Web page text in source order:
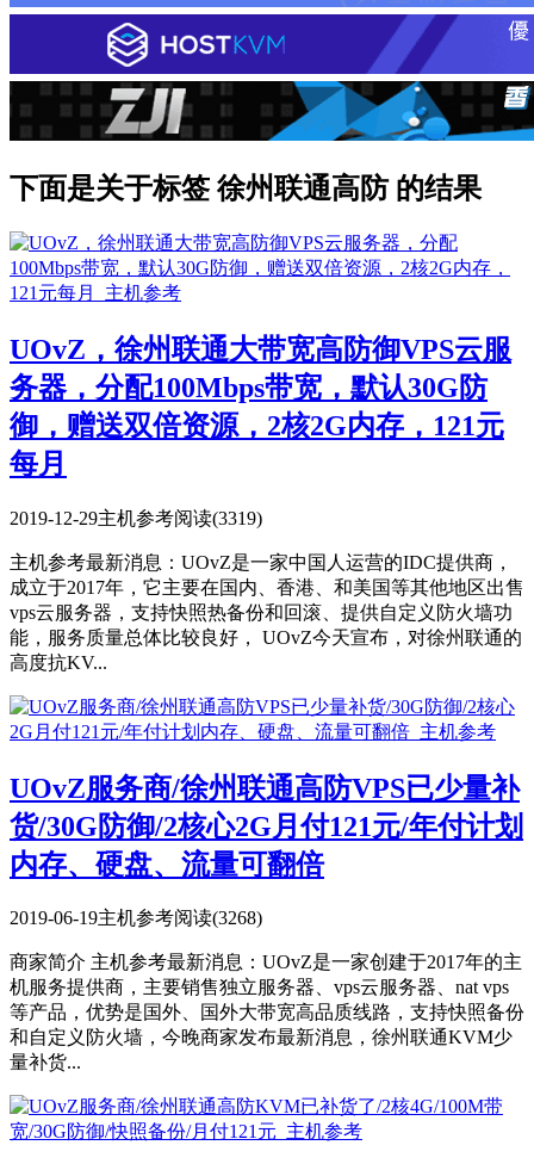
下面是关于标签 徐州联通高防 的结果
UOvZ，徐州联通大带宽高防御VPS云服
务器，分配100Mbps带宽，默认30G防
御，赠送双倍资源，2核2G内存，121元
每月
2019-12-29主机参考阅读(3319)
主机参考最新消息：UOvZ是一家中国人运营的IDC提供商，
成立于2017年，它主要在国内、香港、和美国等其他地区出售
vps云服务器，支持快照热备份和回滚、提供自定义防火墙功
能，服务质量总体比较良好， UOvZ今天宣布，对徐州联通的
高度抗KV...
UOvZ服务商/徐州联通高防VPS已少量补
货/30G防御/2核心2G月付121元/年付计划
内存、硬盘、流量可翻倍
2019-06-19主机参考阅读(3268)
商家简介 主机参考最新消息：UOvZ是一家创建于2017年的主
机服务提供商，主要销售独立服务器、vps云服务器、nat vps
等产品，优势是国外、国外大带宽高品质线路，支持快照备份
和自定义防火墙，今晚商家发布最新消息，徐州联通KVM少
量补货...